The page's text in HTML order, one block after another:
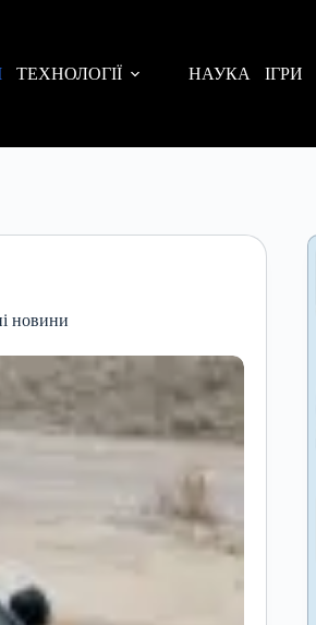
ТЕХНОЛОГІЇ НАУКА ІГРИ
новини